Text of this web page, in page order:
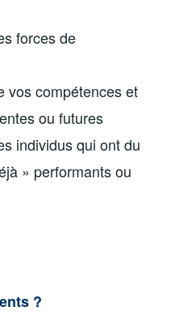
forces de
vos compétences et
ou futures
individus qui ont du
» performants ou
?